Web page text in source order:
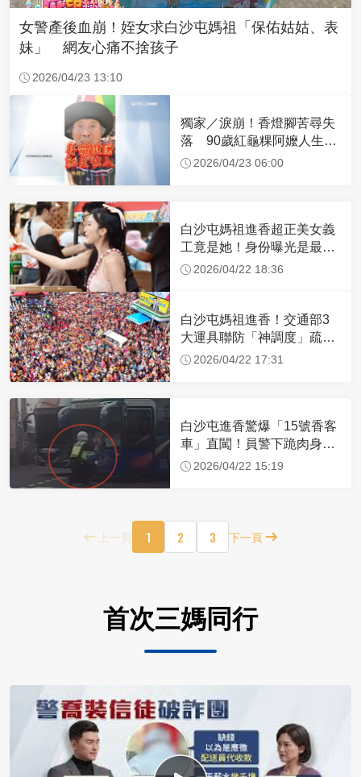
女警產後血崩！姪女求白沙屯媽祖「保佑姑姑、表
妹」 網友心痛不捨孩子
2026/04/23 13:10
獨家／淚崩！香燈腳苦尋失
落 90歲紅龜粿阿嬤人生謝
幕2026/04/23 06:00
白沙屯媽祖進香超正美女義
工竟是她！身份曝光是最美
禮生 一輩子不結婚
2026/04/22 18:36
白沙屯媽祖進香！交通部3
大運具聯防「神調度」疏運
32.1萬創新高
2026/04/22 17:31
白沙屯進香驚爆「15號香客
車」直闖！員警下跪肉身擋
車：讓行人先過
2026/04/22 15:19
上一頁 1 2 3 下一頁
首次三媽同行